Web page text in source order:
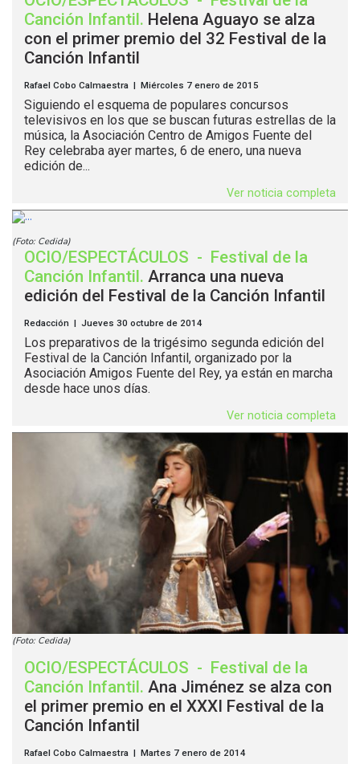
Canción Infantil. Helena Aguayo se alza
con el primer premio del 32 Festival de la
Canción Infantil
Rafael Cobo Calmaestra | Miércoles 7 enero de 2015
Siguiendo el esquema de populares concursos
televisivos en los que se buscan futuras estrellas de la
música, la Asociación Centro de Amigos Fuente del
Rey celebraba ayer martes, 6 de enero, una nueva
edición de...
Ver noticia completa
(Foto: Cedida)
OCIO/ESPECTÁCULOS - Festival de la
Canción Infantil. Arranca una nueva
edición del Festival de la Canción Infantil
Redacción | Jueves 30 octubre de 2014
Los preparativos de la trigésimo segunda edición del
Festival de la Canción Infantil, organizado por la
Asociación Amigos Fuente del Rey, ya están en marcha
desde hace unos días.
Ver noticia completa
(Foto: Cedida)
OCIO/ESPECTÁCULOS - Festival de la
Canción Infantil. Ana Jiménez se alza con
el primer premio en el XXXI Festival de la
Canción Infantil
Rafael Cobo Calmaestra | Martes 7 enero de 2014